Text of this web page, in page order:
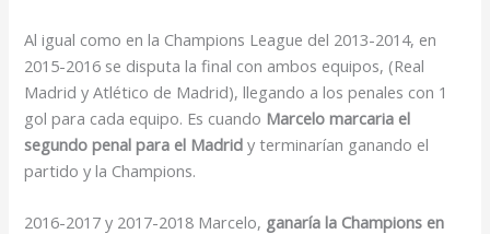
Al igual como en la Champions League del 2013-2014, en
2015-2016 se disputa la final con ambos equipos, (Real
Madrid y Atlético de Madrid), llegando a los penales con 1
gol para cada equipo. Es cuando Marcelo marcaria el
segundo penal para el Madrid y terminarían ganando el
partido y la Champions.
2016-2017 y 2017-2018 Marcelo, ganaría la Champions en